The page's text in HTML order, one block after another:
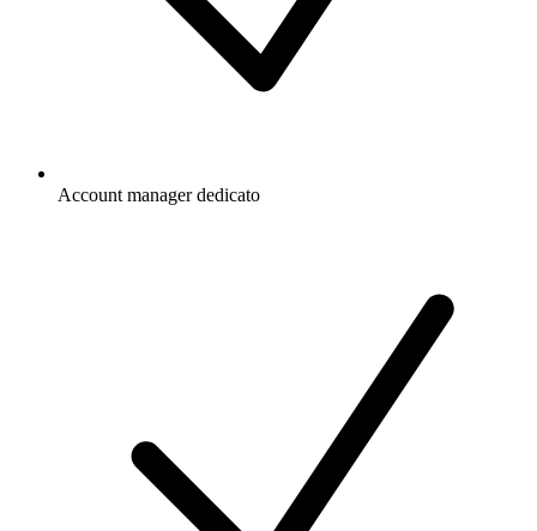
Account manager dedicato